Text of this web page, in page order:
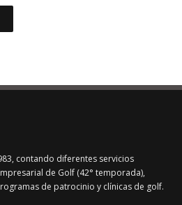
contando diferentes servicios
de Golf (42° temporada),
de patrocinio y clínicas de golf.